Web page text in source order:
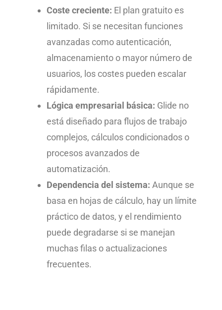
Coste creciente: El plan gratuito es
limitado. Si se necesitan funciones
avanzadas como autenticación,
almacenamiento o mayor número de
usuarios, los costes pueden escalar
rápidamente.
Lógica empresarial básica: Glide no
está diseñado para flujos de trabajo
complejos, cálculos condicionados o
procesos avanzados de
automatización.
Dependencia del sistema: Aunque se
basa en hojas de cálculo, hay un límite
práctico de datos, y el rendimiento
puede degradarse si se manejan
muchas filas o actualizaciones
frecuentes.